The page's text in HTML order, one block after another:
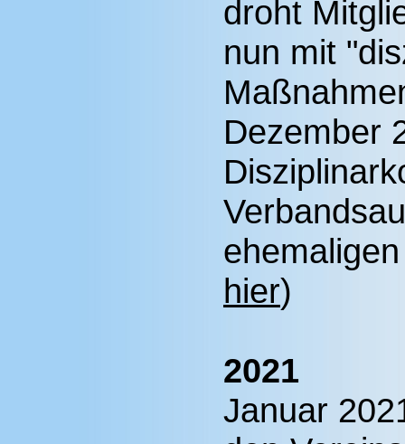
droht
nun mit
Dezember
hier)
2021
Januar